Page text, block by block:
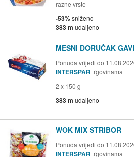
razne vrste
-53%sniženo
383 m udaljeno
MESNI DORUČAK
Ponuda vrijedi do
INTERSPAR trgovinama
2 x 150 g
383 m udaljeno
WOK MIX STRIBOR
Ponuda vrijedi do
INTERSPAR trgovinama